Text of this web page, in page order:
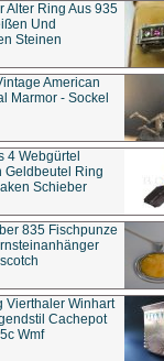
Alter Ring Aus 935
Und
Steinen
American
Marmor - Sockel
4 Webgürtel
Geldbeutel Ring
Schieber
835 Fischpunze
Vierthaler Winhart
Cachepot
Wmf